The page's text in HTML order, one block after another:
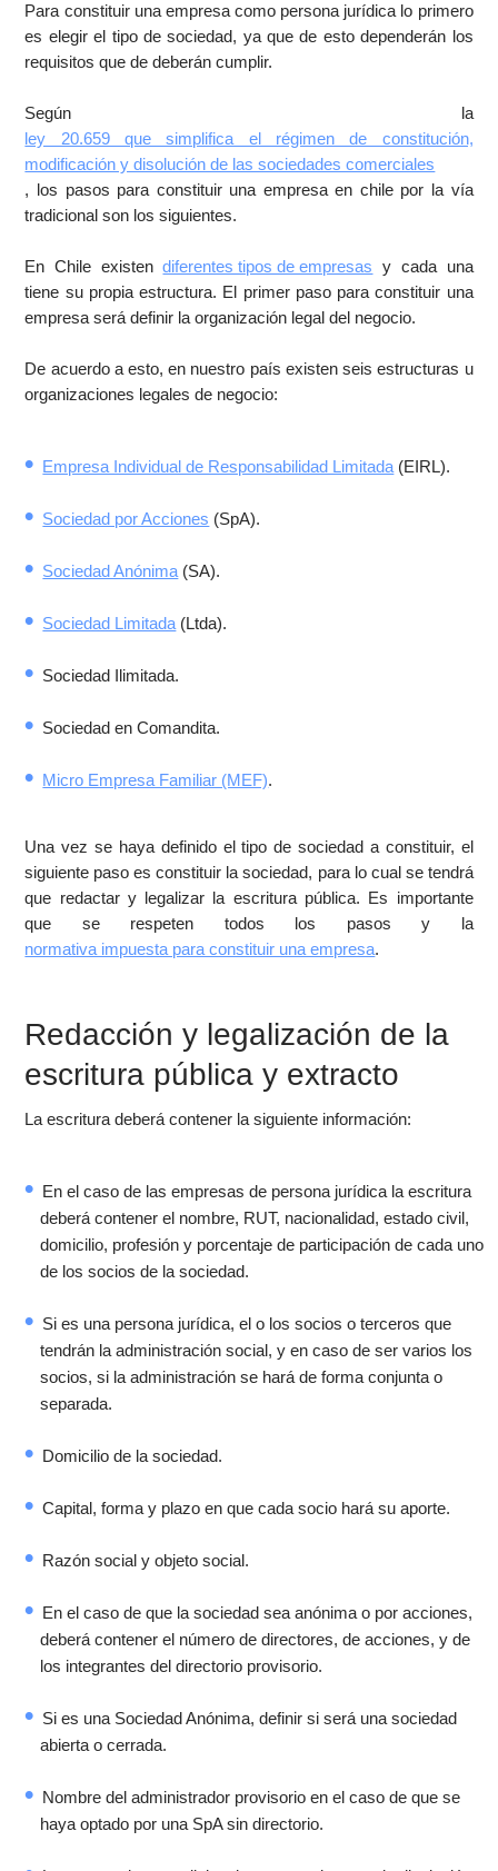
Para constituir una empresa como persona jurídica lo primero
es elegir el tipo de sociedad, ya que de esto dependerán los
requisitos que de deberán cumplir.
Según la
ley 20.659 que simplifica el régimen de constitución,
modificación y disolución de las sociedades comerciales
, los pasos para constituir una empresa en chile por la vía
tradicional son los siguientes.
En Chile existendiferentes tipos de empresas y cada una
tiene su propia estructura. El primer paso para constituir una
empresa será definir la organización legal del negocio.
De acuerdo a esto, en nuestro país existen seis estructuras u
organizaciones legales de negocio:
Empresa Individual de Responsabilidad Limitada (EIRL).
Sociedad por Acciones (SpA).
Sociedad Anónima (SA).
Sociedad Limitada (Ltda).
Sociedad Ilimitada.
Sociedad en Comandita.
Micro Empresa Familiar (MEF).
Una vez se haya definido el tipo de sociedad a constituir, el
siguiente paso es constituir la sociedad, para lo cual se tendrá
que redactar y legalizar la escritura pública. Es importante
que se respeten todos los pasos y la
normativa impuesta para constituir una empresa.
Redacción y legalización de la
escritura pública y extracto
La escritura deberá contener la siguiente información:
En el caso de las empresas de persona jurídica la escritura
deberá contener el nombre, RUT, nacionalidad, estado civil,
domicilio, profesión y porcentaje de participación de cada uno
de los socios de la sociedad.
Si es una persona jurídica, el o los socios o terceros que
tendrán la administración social, y en caso de ser varios los
socios, si la administración se hará de forma conjunta o
separada.
Domicilio de la sociedad.
Capital, forma y plazo en que cada socio hará su aporte.
Razón social y objeto social.
En el caso de que la sociedad sea anónima o por acciones,
deberá contener el número de directores, de acciones, y de
los integrantes del directorio provisorio.
Si es una Sociedad Anónima, definir si será una sociedad
abierta o cerrada.
Nombre del administrador provisorio en el caso de que se
haya optado por una SpA sin directorio.